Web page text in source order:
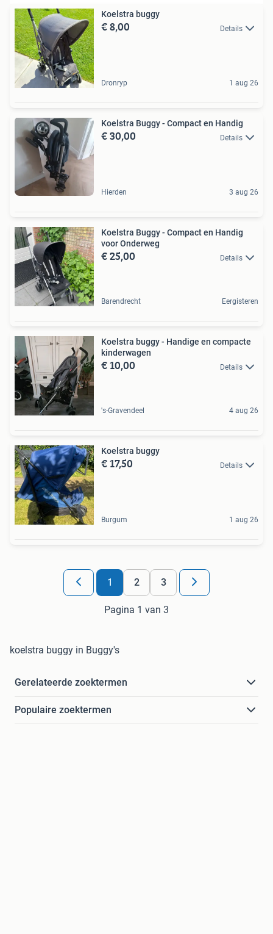
Koelstra buggy
€ 8,00 Details
Dronryp 1 aug 26
Koelstra Buggy - Compact en Handig
€ 30,00 Details
Hierden 3 aug 26
Koelstra Buggy - Compact en Handig
voor Onderweg
€ 25,00 Details
Barendrecht Eergisteren
Koelstra buggy - Handige en compacte
kinderwagen
€ 10,00 Details
's-Gravendeel 4 aug 26
Koelstra buggy
€ 17,50 Details
Burgum 1 aug 26
1 2 3
Pagina 1 van 3
koelstra buggy in Buggy's
Gerelateerde zoektermen
Populaire zoektermen